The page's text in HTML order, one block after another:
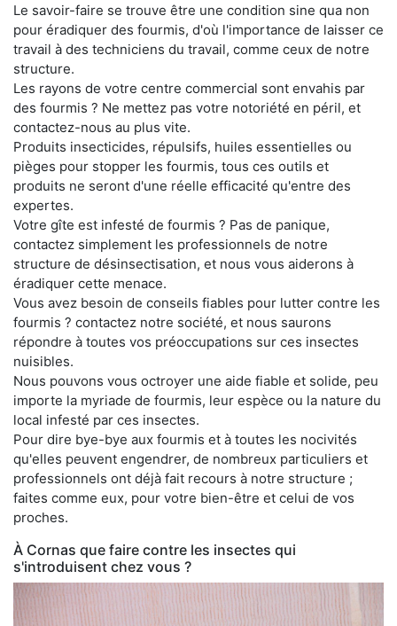
Le savoir-faire se trouve être une condition sine qua non
pour éradiquer des fourmis, d'où l'importance de laisser ce
travail à des techniciens du travail, comme ceux de notre
structure.
Les rayons de votre centre commercial sont envahis par
des fourmis ? Ne mettez pas votre notoriété en péril, et
contactez-nous au plus vite.
Produits insecticides, répulsifs, huiles essentielles ou
pièges pour stopper les fourmis, tous ces outils et
produits ne seront d'une réelle efficacité qu'entre des
expertes.
Votre gîte est infesté de fourmis ? Pas de panique,
contactez simplement les professionnels de notre
structure de désinsectisation, et nous vous aiderons à
éradiquer cette menace.
Vous avez besoin de conseils fiables pour lutter contre les
fourmis ? contactez notre société, et nous saurons
répondre à toutes vos préoccupations sur ces insectes
nuisibles.
Nous pouvons vous octroyer une aide fiable et solide, peu
importe la myriade de fourmis, leur espèce ou la nature du
local infesté par ces insectes.
Pour dire bye-bye aux fourmis et à toutes les nocivités
qu'elles peuvent engendrer, de nombreux particuliers et
professionnels ont déjà fait recours à notre structure ;
faites comme eux, pour votre bien-être et celui de vos
proches.
À Cornas que faire contre les insectes qui
s'introduisent chez vous ?